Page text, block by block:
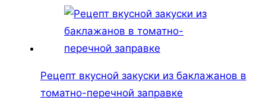
Рецепт вкусной закуски из баклажанов в
томатно-перечной заправке